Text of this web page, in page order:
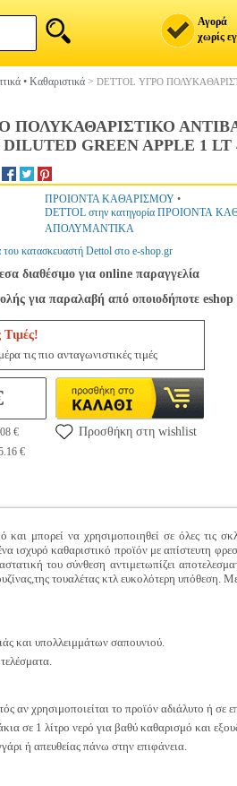
Αγορά
χωρίς
• Καθαριστικά > DETTOL ΥΓΡΟ
ΠΟΛΥΚΑΘΑΡΙΣΤΙΚΟ
GREEN APPLE 1 LT
ΠΡΟΙΟΝΤΑ ΚΑΘΑΡΙΣΜΟΥ •
DETTOL στην κατηγορία ΠΡΟΙΟΝΤΑ
ΑΠΟΛΥΜΑΝΤΙΚΑ
του κατασκευαστή Dettol στο e-shop.gr
διαθέσιμο για online παραγγελία
για παραλαβή από οποιοδήποτε
τις πιο ανταγωνιστικές τιμές
€
€
Προσθήκη στη wishlist
μπορεί να χρησιμοποιηθεί σε όλες τις
ισχυρό καθαριστικό προϊόν με απίστευτη
του σύνθεση αντιμετωπίζει
τουαλέτας κτλ ευκολότερη
και υπολλειμμάτων σαπουνιού.
αν χρησιμοποιείται το προϊόν αδιάλυτο ή σε
σε 1 λίτρο νερό για βαθύ καθαρισμό και
ή απευθείας πάνω στην επιφάνεια.